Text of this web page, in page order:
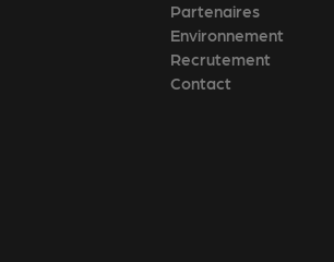
Partenaires
Environnement
Recrutement
Contact